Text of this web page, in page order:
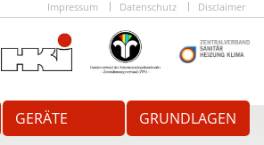
Impressum Datenschutz Disclaimer
GERÄTE GRUNDLAGEN